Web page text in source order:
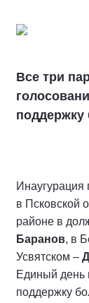
Все три
поддержку
Инаугурация
в Псковской
районе в
Баранов, в
Усвятском –
Единый день
поддержку